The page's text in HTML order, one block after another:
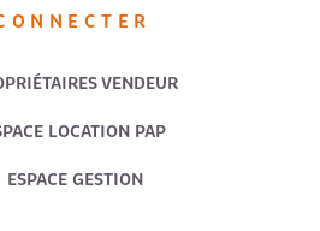
VENDEUR
LOCATION PAP
ESPACE GESTION